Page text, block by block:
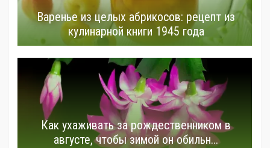
Варенье из целых абрикосов: рецепт из
кулинарной книги 1945 года
Как ухаживать за рождественником в
августе, чтобы зимой он обильн...